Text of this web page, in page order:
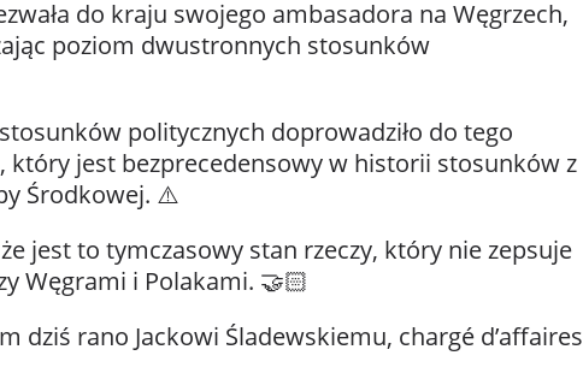
do kraju swojego ambasadora na Węgrzech,
poziom dwustronnych stosunków
politycznych doprowadziło do tego
który jest bezprecedensowy w historii stosunków z
Środkowej. ⚠️
jest to tymczasowy stan rzeczy, który nie zepsuje
Węgrami i Polakami. 🤝🏻
dziś rano Jackowi Śladewskiemu, chargé d’affaires